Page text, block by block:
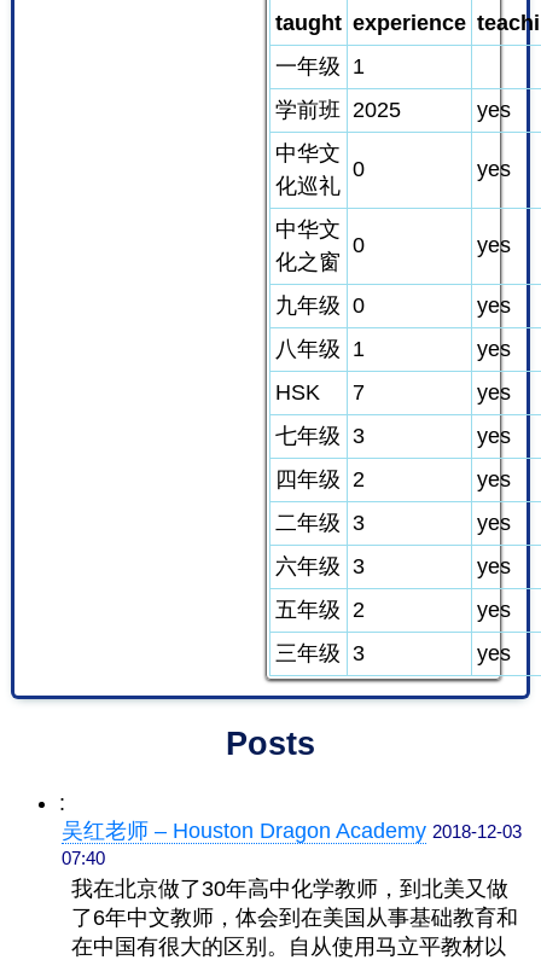
taught experience
一年级 1
学前班 2025
yes
中华文
化巡礼
0 yes
中华文
化之窗
0 yes
九年级 0
yes
八年级 1
yes
HSK
7
yes
七年级 3
yes
四年级 2
yes
二年级 3
yes
六年级 3
yes
五年级 2
yes
三年级 3 yes
Posts
:
吴红老师 – Houston Dragon Academy 2018-12-03
07:40
我在北京做了30年高中化学教师，到北美又做
了6年中文教师， 体会到在美国从事基础教育和
在中国有很大的区别。
自从使用马立平教材以